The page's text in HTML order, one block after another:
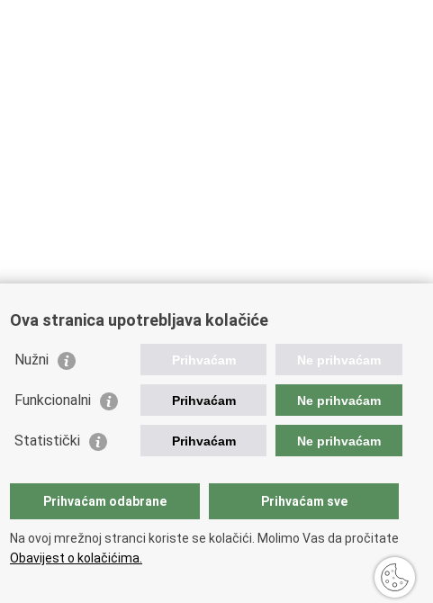
Korisne poveznice
Gospodarska diplomacija
Hrvatski izvoznici
Hrvatska udruga poslodavaca
Hrvatska obrtnička komora
Europska komisija
Ova stranica upotrebljava kolačiće
Nužni Prihvaćam Ne prihvaćam
Funkcionalni Prihvaćam Ne prihvaćam
Statistički Prihvaćam Ne prihvaćam
Prihvaćam odabrane Prihvaćam sve
Na ovoj mrežnoj stranci koriste se kolačići. Molimo Vas da pročitate
Obavijest o kolačićima.